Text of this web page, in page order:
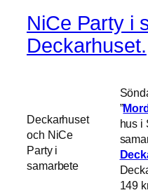
NiCe Party i
Deckarhuset.
Deckarhuset
och NiCe
Party i
samarbete
”
hus i
149